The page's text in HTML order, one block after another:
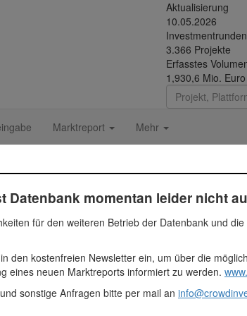
Aktualisierung
10.05.2026
Investmentrunden
3.366 Projekte
Erfasstes
1,930,6 Mio. Euro
Marktreport Mehr
Thai Duong Rubber
aus Gummi, Metallen und Plastik für
der Firma. Die beiden
Der erste Teil der geplanten Photovoltaikanlage
die Solaranlage, die ecoligo baut und die in
sich einerseits die Stromkosten des Kunden und
begonnen.
Datenbank momentan leider nicht
für den weiteren Betrieb der Datenbank und
den kostenfreien Newsletter ein, um über die
eines neuen Marktreports informiert zu werden.
sonstige Anfragen bitte per mail an